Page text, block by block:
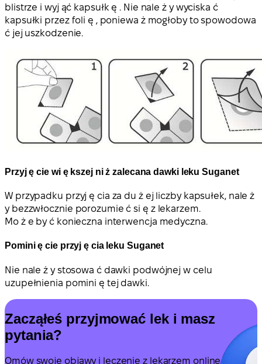
blistrze i wyj ąć kapsułk ę . Nie nale ż y wyciska ć
kapsułki przez foli ę , poniewa ż mogłoby to spowodowa
ć jej uszkodzenie.
Przyj ę cie wi ę kszej ni ż zalecana dawki leku Suganet
W przypadku przyj ę cia za du ż ej liczby kapsułek, nale ż
y bezzwłocznie porozumie ć si ę z lekarzem.
Mo ż e by ć konieczna interwencja medyczna.
Pomini ę cie przyj ę cia leku Suganet
Nie nale ż y stosowa ć dawki podwójnej w celu
uzupełnienia pomini ę tej dawki.
Zacząłeś przyjmować lek i masz
pytania?
Omów swoje objawy i leczenie z lekarzem online.